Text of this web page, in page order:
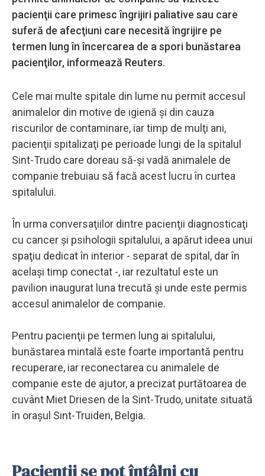
pacienţii care primesc îngrijiri paliative sau care
suferă de afecţiuni care necesită îngrijire pe
termen lung în încercarea de a spori bunăstarea
pacienţilor, informează Reuters.
Cele mai multe spitale din lume nu permit accesul
animalelor din motive de igienă şi din cauza
riscurilor de contaminare, iar timp de mulţi ani,
pacienţii spitalizaţi pe perioade lungi de la spitalul
Sint-Trudo care doreau să-şi vadă animalele de
companie trebuiau să facă acest lucru în curtea
spitalului.
În urma conversaţiilor dintre pacienţii diagnosticaţi
cu cancer şi psihologii spitalului, a apărut ideea unui
spaţiu dedicat în interior - separat de spital, dar în
acelaşi timp conectat -, iar rezultatul este un
pavilion inaugurat luna trecută şi unde este permis
accesul animalelor de companie.
Pentru pacienţii pe termen lung ai spitalului,
bunăstarea mintală este foarte importantă pentru
recuperare, iar reconectarea cu animalele de
companie este de ajutor, a precizat purtătoarea de
cuvânt Miet Driesen de la Sint-Trudo, unitate situată
în oraşul Sint-Truiden, Belgia.
Pacienţii se pot întâlni cu